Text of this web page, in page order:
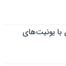
با یونیت‌های